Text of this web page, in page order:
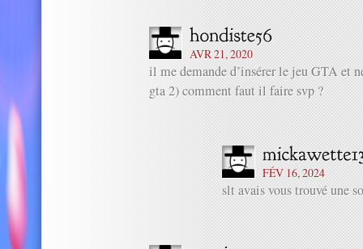
AVR 21, 2020
il me demande d’insérer le jeu GTA et
gta 2) comment faut il faire svp ?
FÉV 16, 2024
slt avais vous trouvé une